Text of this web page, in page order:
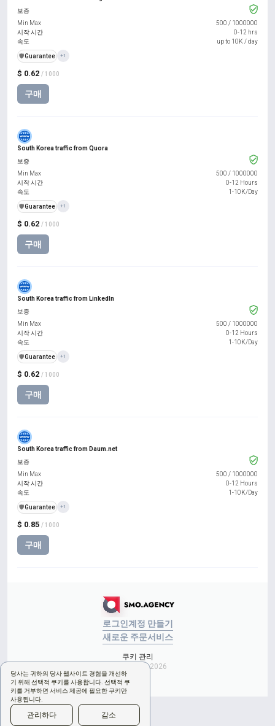
당사는 귀하의 당사 웹사이트 경험을 개선하
기 위해 선택적 쿠키를 사용합니다. 선택적 쿠
키를 거부하면 서비스 제공에 필요한 쿠키만
사용됩니다.
관리하다 감소
$ 0.62 / 1000
구매
보증
Min Max
500 / 1000000
시작 시간
0-12 hrs
속도
up to 10K / day
️🛡️Guarantee +1
South Korea traffic from Quora
$ 0.62 / 1000
구매
보증
Min Max
500 / 1000000
시작 시간
0-12 Hours
속도
1-10K/Day
️🛡️Guarantee +1
South Korea traffic from LinkedIn
$ 0.62 / 1000
구매
보증
Min Max
500 / 1000000
시작 시간
0-12 Hours
속도
1-10K/Day
️🛡️Guarantee +1
South Korea traffic from Daum.net
$ 0.85 / 1000
구매
보증
Min Max
500 / 1000000
시작 시간
0-12 Hours
속도
1-10K/Day
️🛡️Guarantee +1
로그인계정 만들기
새로운 주문서비스
쿠키 관리
Copyright © 2026